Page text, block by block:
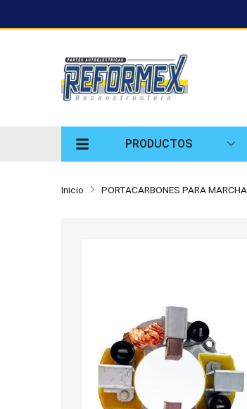
PRODUCTOS
Inicio PORTACARBONES PARA MARCHA